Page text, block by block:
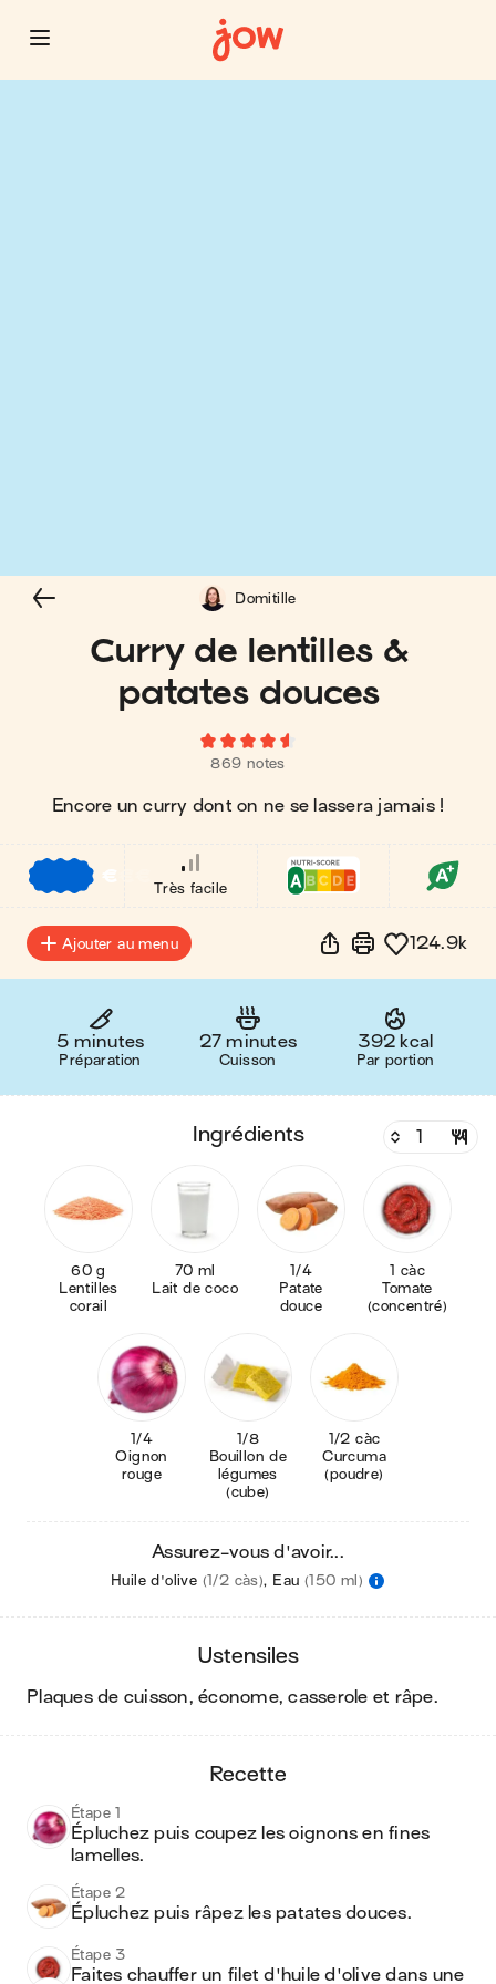
Curry de lentilles &
patates douces
869 notes
Encore un curry dont on ne se lassera jamais !
Domitille
€
Très facile
Ajouter au menu 124.9k
5 minutes
Préparation
27 minutes
Cuisson
392 kcal
Par portion
ingrédients
60 g
Lentilles
corail
70 ml
Lait de coco
1/4
Patate
douce
1 càc
Tomate
(concentré)
1/4
Oignon
rouge
1/8
Bouillon de
légumes
(cube)
1/2 càc
Curcuma
(poudre)
Assurez-vous d'avoir...
Huile d'olive (1/2 càs), Eau (150 ml)
ustensiles
plaques de cuisson, économe, casserole et râpe.
recette
Étape 1
Épluchez puis coupez les oignons en fines
lamelles.
Étape 2
Épluchez puis râpez les patates douces.
Étape 3
Faites chauffer un filet d'huile d'olive dans une